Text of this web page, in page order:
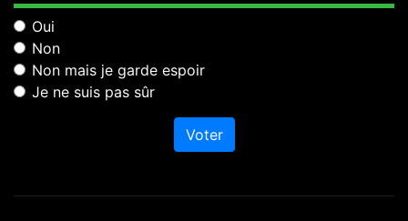
Oui
Non
Non mais je garde espoir
Je ne suis pas sûr
Voter